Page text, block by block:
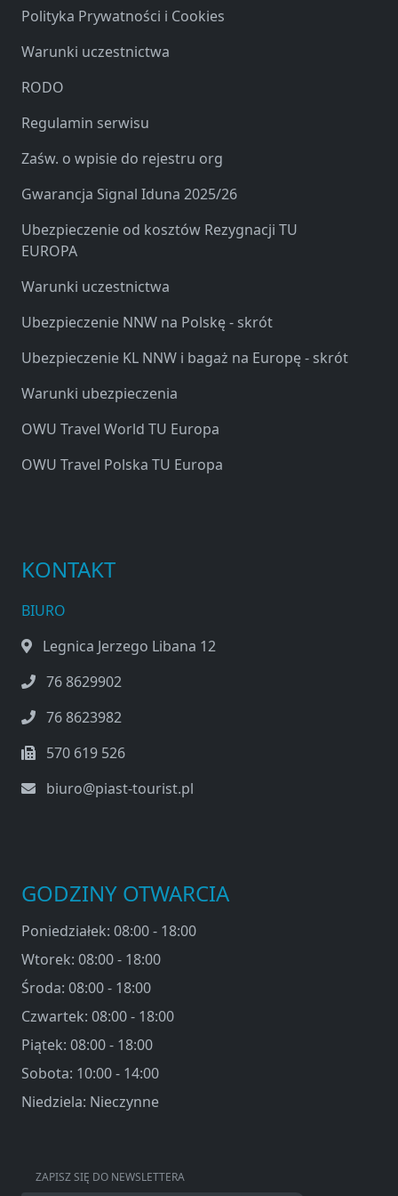
ZAPISZ SIĘ DO NEWSLETTERA
Polityka Prywatności i Cookies
Warunki uczestnictwa
RODO
Regulamin serwisu
Zaśw. o wpisie do rejestru org
Gwarancja Signal Iduna 2025/26
Ubezpieczenie od kosztów Rezygnacji TU
EUROPA
Warunki uczestnictwa
Ubezpieczenie NNW na Polskę - skrót
Ubezpieczenie KL NNW i bagaż na Europę - skrót
Warunki ubezpieczenia
OWU Travel World TU Europa
OWU Travel Polska TU Europa
KONTAKT
BIURO
Legnica Jerzego Libana 12
76 8629902
76 8623982
570 619 526
biuro@piast-tourist.pl
GODZINY OTWARCIA
Poniedziałek: 08:00 - 18:00
Wtorek: 08:00 - 18:00
Środa: 08:00 - 18:00
Czwartek: 08:00 - 18:00
Piątek: 08:00 - 18:00
Sobota: 10:00 - 14:00
Niedziela: Nieczynne